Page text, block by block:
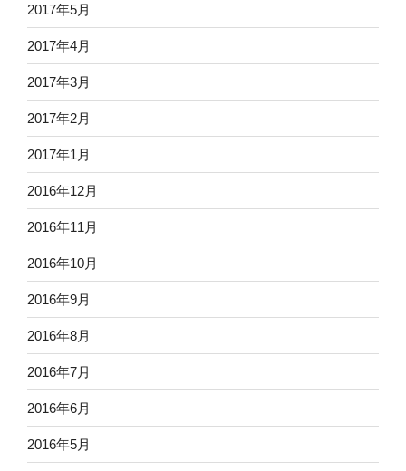
2017年5月
2017年4月
2017年3月
2017年2月
2017年1月
2016年12月
2016年11月
2016年10月
2016年9月
2016年8月
2016年7月
2016年6月
2016年5月